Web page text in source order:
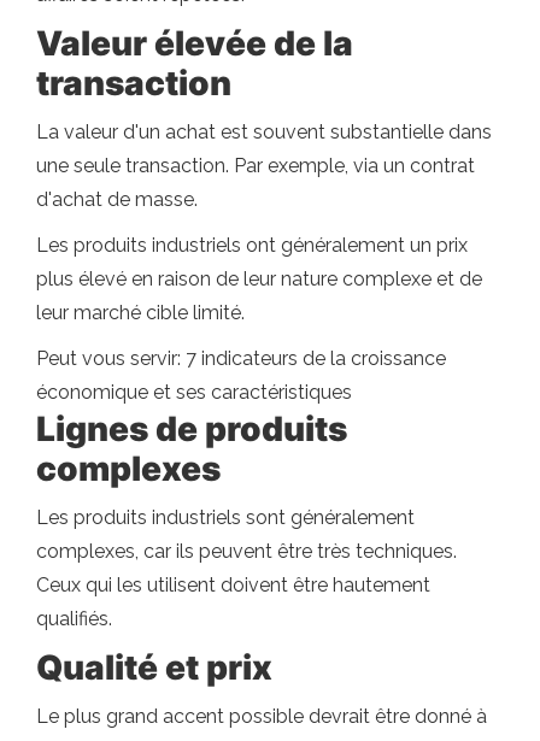
Valeur élevée de la
transaction
La valeur d'un achat est souvent substantielle dans
une seule transaction. Par exemple, via un contrat
d'achat de masse.
Les produits industriels ont généralement un prix
plus élevé en raison de leur nature complexe et de
leur marché cible limité.
Peut vous servir: 7 indicateurs de la croissance
économique et ses caractéristiques
Lignes de produits
complexes
Les produits industriels sont généralement
complexes, car ils peuvent être très techniques.
Ceux qui les utilisent doivent être hautement
qualifiés.
Qualité et prix
Le plus grand accent possible devrait être donné à